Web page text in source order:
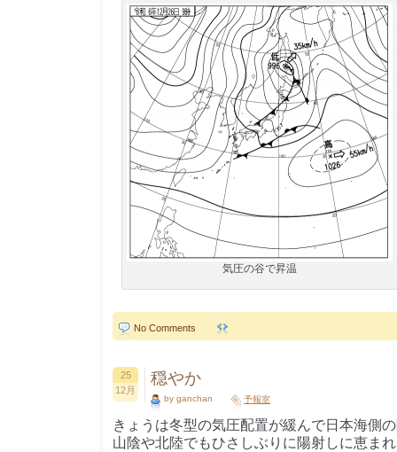
気圧の谷で昇温
No Comments
25
12月
穏やか
by ganchan 予報室
きょうは冬型の気圧配置が緩んで日本海側
山陰や北陸でもひさしぶりに陽射しに恵ま